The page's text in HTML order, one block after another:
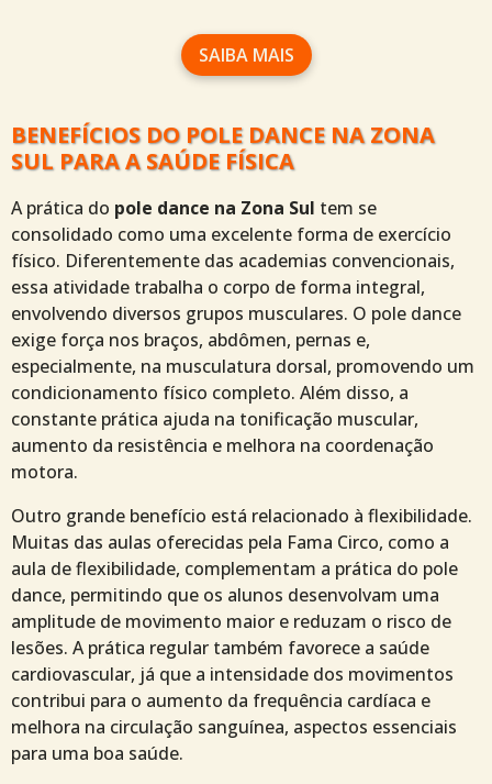
SAIBA MAIS
BENEFÍCIOS DO POLE DANCE NA ZONA
SUL PARA A SAÚDE FÍSICA
A prática do pole dance na Zona Sul tem se
consolidado como uma excelente forma de exercício
físico. Diferentemente das academias convencionais,
essa atividade trabalha o corpo de forma integral,
envolvendo diversos grupos musculares. O pole dance
exige força nos braços, abdômen, pernas e,
especialmente, na musculatura dorsal, promovendo um
condicionamento físico completo. Além disso, a
constante prática ajuda na tonificação muscular,
aumento da resistência e melhora na coordenação
motora.
Outro grande benefício está relacionado à flexibilidade.
Muitas das aulas oferecidas pela Fama Circo, como a
aula de flexibilidade, complementam a prática do pole
dance, permitindo que os alunos desenvolvam uma
amplitude de movimento maior e reduzam o risco de
lesões. A prática regular também favorece a saúde
cardiovascular, já que a intensidade dos movimentos
contribui para o aumento da frequência cardíaca e
melhora na circulação sanguínea, aspectos essenciais
para uma boa saúde.